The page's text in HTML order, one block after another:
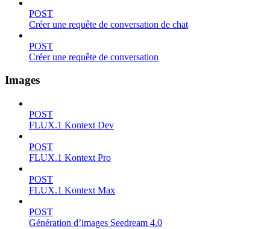
POST
Créer une requête de conversation de chat
POST
Créer une requête de conversation
Images
POST
FLUX.1 Kontext Dev
POST
FLUX.1 Kontext Pro
POST
FLUX.1 Kontext Max
POST
Génération d’images Seedream 4.0